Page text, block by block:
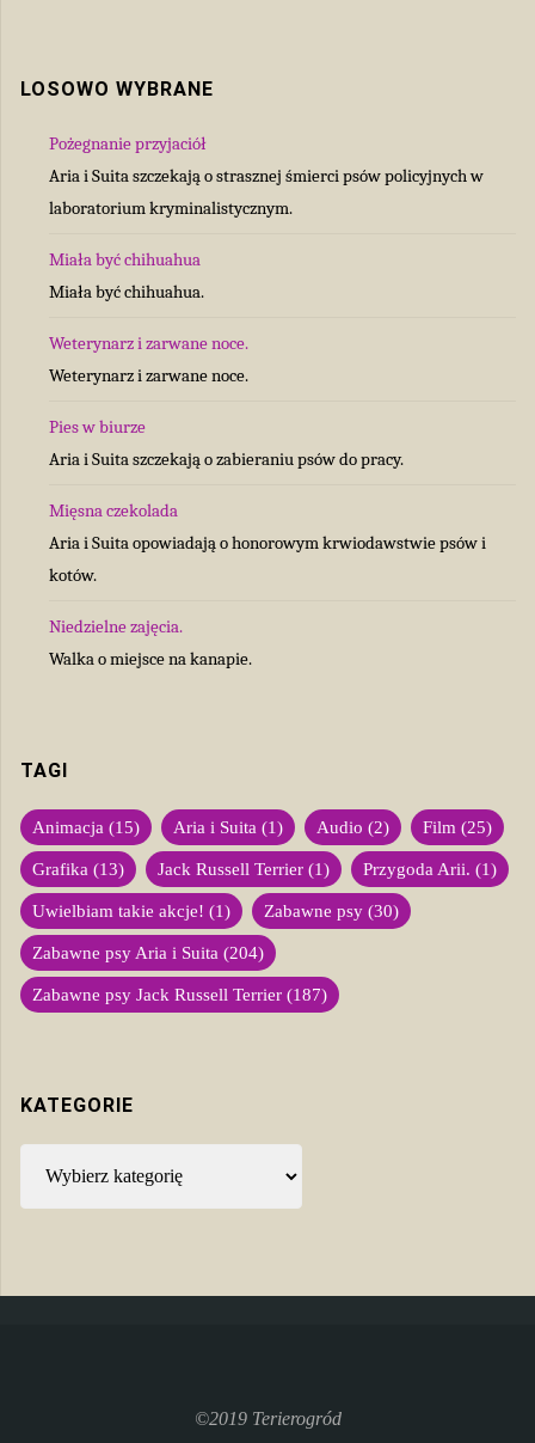
LOSOWO WYBRANE
Pożegnanie przyjaciół
Aria i Suita szczekają o strasznej śmierci psów policyjnych w
laboratorium kryminalistycznym.
Miała być chihuahua
Miała być chihuahua.
Weterynarz i zarwane noce.
Weterynarz i zarwane noce.
Pies w biurze
Aria i Suita szczekają o zabieraniu psów do pracy.
Mięsna czekolada
Aria i Suita opowiadają o honorowym krwiodawstwie psów i
kotów.
Niedzielne zajęcia.
Walka o miejsce na kanapie.
TAGI
Animacja (15) Aria i Suita (1) Audio (2) Film (25)
Grafika (13) Jack Russell Terrier (1) Przygoda Arii. (1)
Uwielbiam takie akcje! (1) Zabawne psy (30)
Zabawne psy Aria i Suita (204)
Zabawne psy Jack Russell Terrier (187)
KATEGORIE
©2019 Terierogród